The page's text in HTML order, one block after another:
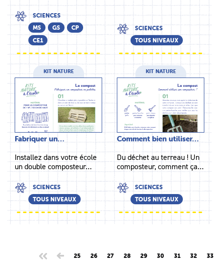
SCIENCES
MS
GS
CP
CE1
SCIENCES
TOUS NIVEAUX
KIT NATURE
Fabriquer un…
Installez dans votre école
un double composteur…
SCIENCES
TOUS NIVEAUX
KIT NATURE
Comment bien utiliser…
Du déchet au terreau ! Un
composteur, comment ça…
SCIENCES
TOUS NIVEAUX
25 26 27 28 29 30 31 32 33